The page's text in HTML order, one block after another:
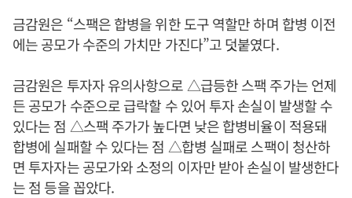
금감원은 “스팩은 합병을 위한 도구 역할만 하며 합병 이전
에는 공모가 수준의 가치만 가진다”고 덧붙였다.
금감원은 투자자 유의사항으로 △급등한 스팩 주가는 언제
든 공모가 수준으로 급락할 수 있어 투자 손실이 발생할 수
있다는 점 △스팩 주가가 높다면 낮은 합병비율이 적용돼
합병에 실패할 수 있다는 점 △합병 실패로 스팩이 청산하
면 투자자는 공모가와 소정의 이자만 받아 손실이 발생한다
는 점 등을 꼽았다.